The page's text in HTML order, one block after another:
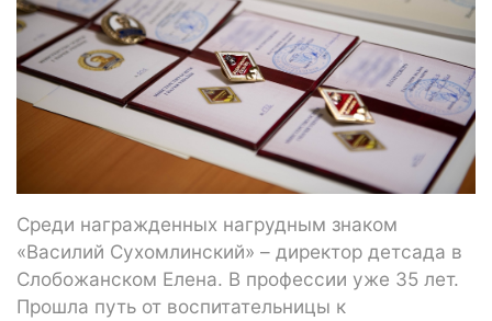
Среди награжденных нагрудным знаком
«Василий Сухомлинский» – директор детсада в
Слобожанском Елена. В профессии уже 35 лет.
Прошла путь от воспитательницы к